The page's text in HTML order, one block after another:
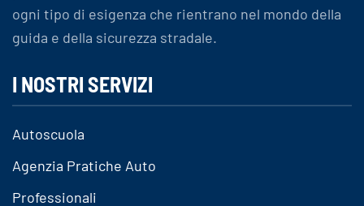
ogni tipo di esigenza che rientrano nel mondo della
guida e della sicurezza stradale.
I NOSTRI SERVIZI
Autoscuola
Agenzia Pratiche Auto
Professionali